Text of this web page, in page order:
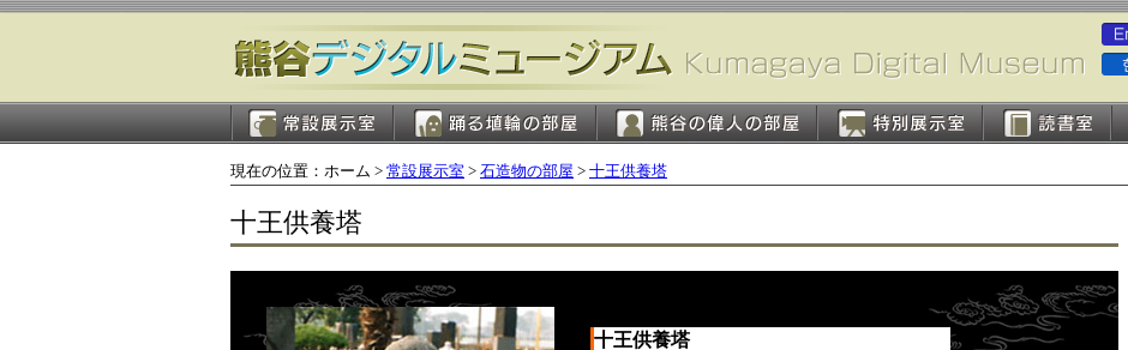
現在の位置：ホーム > 常設展示室 > 石造物の部屋 > 十王供養塔
十王供養塔
十王供養塔